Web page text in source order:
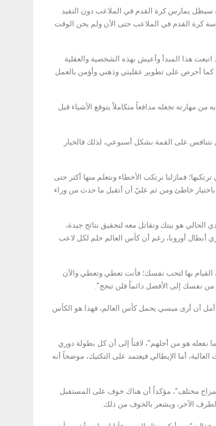
سيظل يمارس كرة القدم في الملاعب دون التقيد
إلى أنه لم يقرر التوقف عن ممارسة كرة القدم في الملاعب حتى الآن ولم يحن الوقت
هذا المبدأ وأعيش بهذه الشخصية والعقلية
كما أحرص على تطوير عقليتي وذهني وأؤمن بالعمل
مهارته تجعله مدافعاً متكاملاً يتوقع الأشياء قبل
على القمة بشكل أسبوعي، لذلك فالخيار
فمازلنا نرتكب الأخطاء ونتعلم منها أكثر حتى
باختيار خاطئ ومن ثم عليّ أن أتقبل ما حدث من وراء
الحالي هو بيتك وتقاتل معه لتحقيق نتائج جيدة،
أبطال أوروبا، رغم أن كأس العالم حلم لكل لاعب
القيام بها لتحب نفسك؛ فأنت تعطي وتعطي والآن
نفسك إلى الأفضل دائماً فلن تنجح”.
أمل أن أرى ميسي يحمل كأس العالم، فهذا هو الكأس
به هو العمل من أجل الجماهير وما نفعله هو من أجلهم”، لافتاً إلى أن كل بطولة دوري
أما الإيطالي فيعتمد على التكتيك، موضحاً أنه
مختلف”، مؤكداً أن هناك خوف على المستقبل